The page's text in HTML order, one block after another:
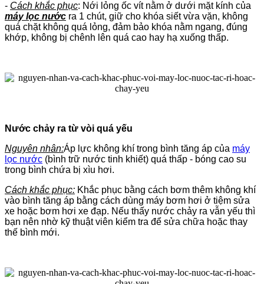
- Cách khắc phục: Nới lỏng ốc vít nằm ở dưới mặt kính của
máy lọc nước ra 1 chút, giữ cho khóa siết vừa vặn, không
quá chặt không quá lỏng, đảm bảo khóa nằm ngang, đúng
khớp, không bị chênh lên quá cao hay hạ xuống thấp.
Nước chảy ra từ vòi quá yếu
Nguyên nhân:Áp lực không khí trong bình tăng áp của máy
lọc nước (bình trữ nước tinh khiết) quá thấp - bóng cao su
trong bình chứa bị xìu hơi.
Cách khắc phục: Khắc phục bằng cách bơm thêm không khí
vào bình tăng áp bằng cách dùng máy bơm hơi ở tiệm sửa
xe hoặc bơm hơi xe đạp. Nếu thấy nước chảy ra vẫn yếu thì
bạn nên nhờ kỹ thuật viên kiểm tra để sửa chữa hoặc thay
thế bình mới.